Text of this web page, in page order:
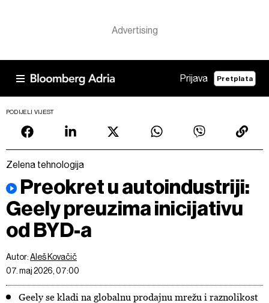
Prijava Pretplata
PODIJELI VIJEST
Zelena tehnologija
Preokret u autoindustriji:
Geely preuzima inicijativu
od BYD-a
Autor:Aleš Kovačič
07. maj 2026, 07:00
Geely se kladi na globalnu prodajnu mrežu i raznolikost